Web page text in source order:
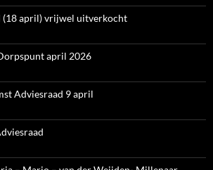
(18 april) vrijwel uitverkocht
april 2026
Adviesraad 9 april